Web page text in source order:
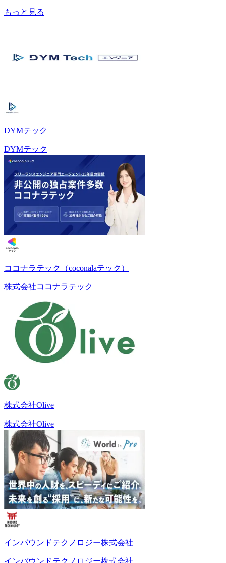
もっと見る
DYMテック
DYMテック
ココナラテック（coconalaテック）
株式会社ココナラテック
株式会社Olive
株式会社Olive
インバウンドテクノロジー株式会社